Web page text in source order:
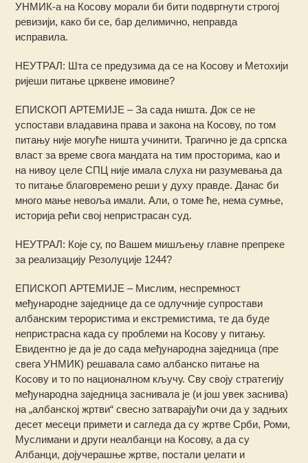
УНМИК-а на Косову морали би бити подвргнути строгој
ревизији, како би се, бар делимично, неправда
исправила.
НЕУТРАЛ: Шта се предузима да се на Косову и Метохији
ријеши питање црквене имовине?
ЕПИСКОП АРТЕМИЈЕ – За сада ништа. Док се не
успостави владавина права и закона на Косову, по том
питању није могуће ништа учинити. Трагично је да српска
власт за време свога мандата на тим просторима, као и
на нивоу целе СПЦ није имала слуха ни разумевања да
то питање благовремено реши у духу правде. Данас би
много мање невоља имали. Али, о томе ће, нема сумње,
историја рећи свој непристрасан суд.
НЕУТРАЛ: Које су, по Вашем мишљењу главне препреке
за реализацију Резолуције 1244?
ЕПИСКОП АРТЕМИЈЕ – Мислим, неспремност
међународне заједнице да се одлучније супростави
албанским терористима и екстремистима, те да буде
непристрасна када су проблеми на Косову у питању.
Евидентно је да је до сада међународна заједница (пре
свега УНМИК) решавала само албанско питање на
Косову и то по националном кључу. Сву своју стратегију
међународна заједница заснивала је (и још увек заснива)
на „албанској жртви“ свесно затварајући очи да у задњих
десет месеци примети и сагледа да су жртве Срби, Роми,
Муслимани и други неалбанци на Косову, а да су
Албанци, дојучерашње жртве, постали џелати и